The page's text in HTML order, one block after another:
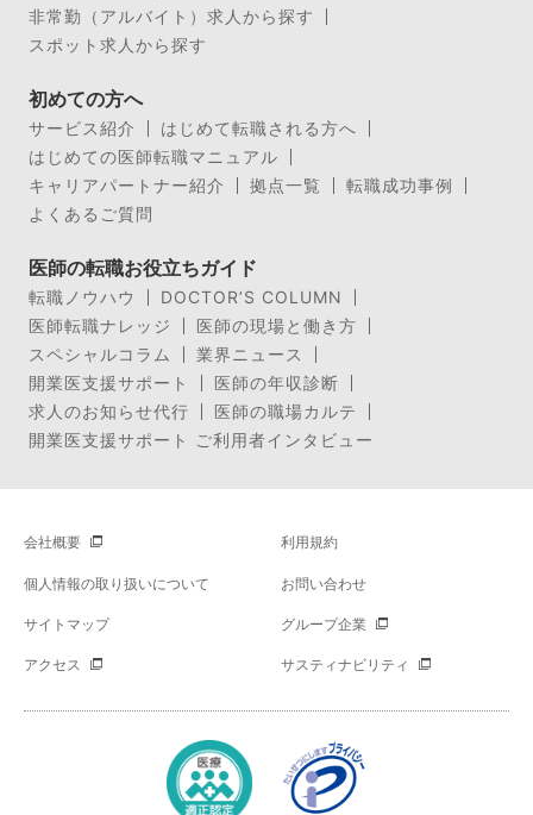
非常勤（アルバイト）求人から探す
スポット求人から探す
初めての方へ
サービス紹介
はじめて転職される方へ
はじめての医師転職マニュアル
キャリアパートナー紹介
拠点一覧
転職成功事例
よくあるご質問
医師の転職お役立ちガイド
転職ノウハウ
DOCTOR’S COLUMN
医師転職ナレッジ
医師の現場と働き方
スペシャルコラム
業界ニュース
開業医支援サポート
医師の年収診断
求人のお知らせ代行
医師の職場カルテ
開業医支援サポート ご利用者インタビュー
会社概要 利用規約
個人情報の取り扱いについて お問い合わせ
サイトマップ グループ企業
アクセス サスティナビリティ